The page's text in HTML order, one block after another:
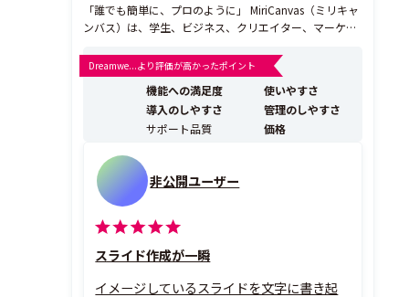
「誰でも簡単に、プロのように」 MiriCanvas（ミリキャ
ンバス）は、学生、ビジネス、クリエイター、マーケタ
デザインツールです。 韓国発のデザインツールとして、
洗練された最新トレンドを取り入れ、1,800万人以上の
ユーザーに愛用されています。 【公...
Dreamwe...より評価が高かったポイント
機能への満足度
使いやすさ
導入のしやすさ
管理のしやすさ
サポート品質
価格
非公開ユーザー
スライド作成が一瞬
イメージしているスライドを文字に書き起